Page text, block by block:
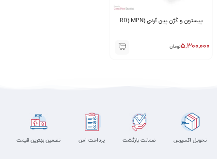
پیستون و گژن پین آردی (RD) MPN
5,300,000تومان
تحویل اکسپرس ضمانت بازگشت پرداخت امن تضمین بهترین قیمت